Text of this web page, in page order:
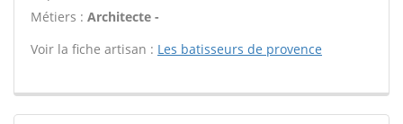
Métiers : Architecte -
Voir la fiche artisan : Les batisseurs de provence